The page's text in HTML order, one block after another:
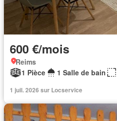
600 €/mois
Reims
1 Pièce
1 Salle de bain
1 juil. 2026 sur Locservice